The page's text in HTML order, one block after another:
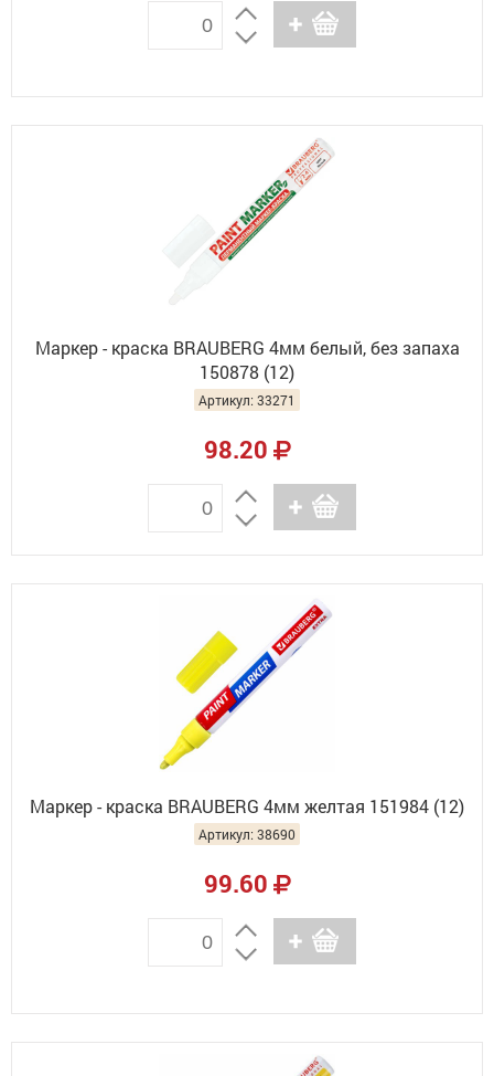
Маркер - краска BRAUBERG 4мм белый, без запаха
150878 (12)
Артикул: 33271
98.20
Маркер - краска BRAUBERG 4мм желтая 151984 (12)
Артикул: 38690
99.60